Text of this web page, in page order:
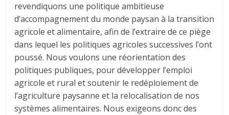
revendiquons une politique ambitieuse
d’accompagnement du monde paysan à la transition
agricole et alimentaire, afin de l’extraire de ce piège
dans lequel les politiques agricoles successives l’ont
poussé. Nous voulons une réorientation des
politiques publiques, pour développer l’emploi
agricole et rural et soutenir le redéploiement de
l’agriculture paysanne et la relocalisation de nos
systèmes alimentaires. Nous exigeons donc des